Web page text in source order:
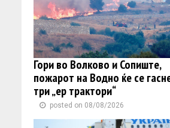
Гори во Волково и Сопиште,
пожарот на Водно ќе се
три „ер трактори“
posted on 08/08/2026